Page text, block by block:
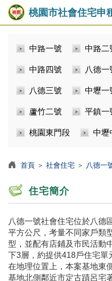
桃園市社會住宅申
中路一號 中路二
中路四號 八德一
八德三號 中壢一
蘆竹二號 平鎮一
桃園東門段 中壢
首頁 ＞ 社會住宅 ＞ 八德一
住宅簡介
八德一號社會住宅位於八德
平方公尺，考量不同家戶類
型，並配有店鋪及市民活動
下3層，約提供418戶住宅單
在地理位置上，本案基地東
基地北側鄰近市定古蹟呂宅